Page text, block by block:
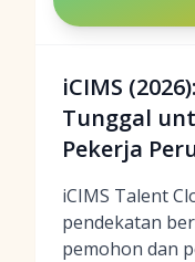
iCIMS
Tunggal
Pekerja
iCIMS Talent
pendekatan
pemohon dan